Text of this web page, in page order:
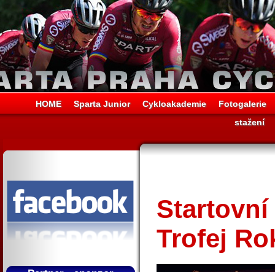
HOME Sparta Junior Cykloakademie
Fotogalerie
stažení
Trofej